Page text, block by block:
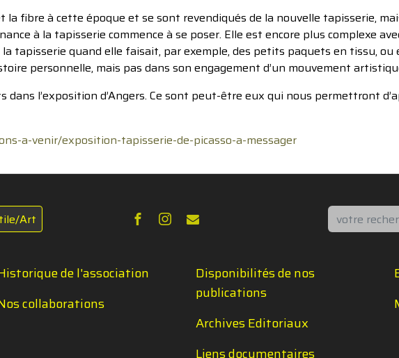
fibre à cette époque et se sont revendiqués de la nouvelle tapisserie,
à la tapisserie commence à se poser. Elle est encore plus complexe
la tapisserie quand elle faisait, par exemple, des petits paquets en tissu,
personnelle, mais pas dans son engagement d’un mouvement
l’exposition d’Angers. Ce sont peut-être eux qui nous permettront
a-venir/exposition-tapisserie-de-picasso-a-messager
Art Rechercher
de l'association
collaborations
Disponibilités de nos
publications
Archives Editoriaux
Liens documentaires